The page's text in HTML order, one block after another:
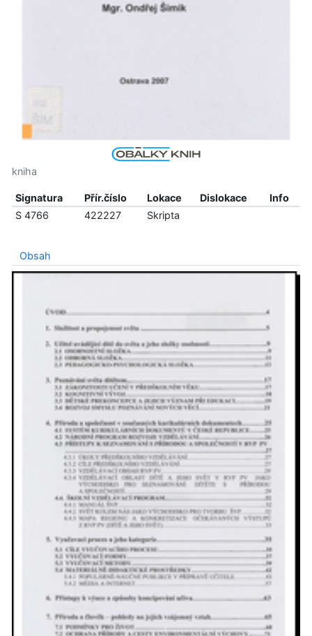
kniha
Signatura Přír.číslo Lokace Dislokace
Info
S 4766
422227 Skripta
Obsah